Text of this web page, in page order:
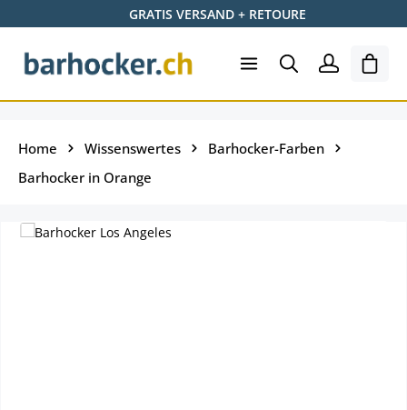
Zum Hauptinhalt springenGRATIS VERSAND + RETOURE
Home Wissenswertes
Barhocker-Farben
Barhocker in Orange